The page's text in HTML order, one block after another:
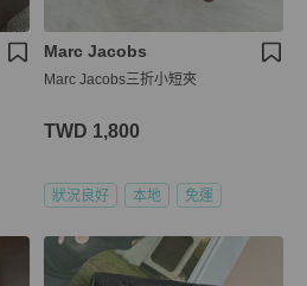
Marc Jacobs
Marc Jacobs三折小短夾
TWD 1,800
狀況良好 本地 免運